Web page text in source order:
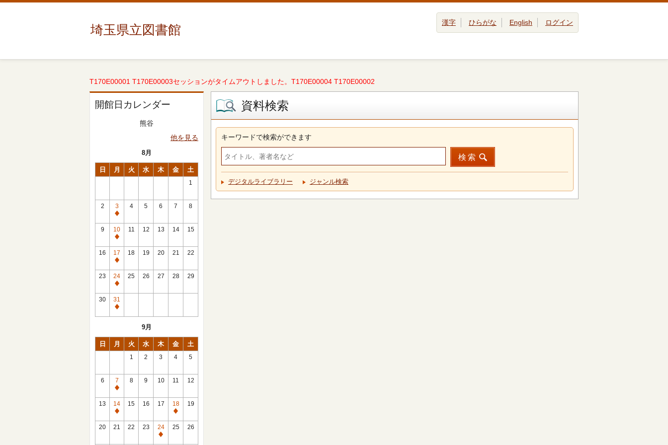
埼玉県立図書館 漢字 ひらがな English ログイン
T170E00001 T170E00003セッションがタイムアウトしました。T170E00004 T170E00002
開館日カレンダー
熊谷
他を見る
8月
日 月 火 水 木 金 土
1
2
3
休
館
日
4 5 6 7 8
9
10
休
館
日
11 12 13 14 15
16
17
休
館
日
18 19 20 21 22
23
24
休
館
日
25 26 27 28 29
30
31
休
9月
日 月 火 水 木 金 土
1 2 3 4 5
6
7
休
館
日
8 9 10 11 12
13
14
休
館
15 16 17
18
休
館
19
20 21 22 23
24
休
25 26
資料検索
キーワードで検索ができます
検索
デジタルライブラリー ジャンル検索